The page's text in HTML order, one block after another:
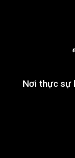
Nơi thực sự